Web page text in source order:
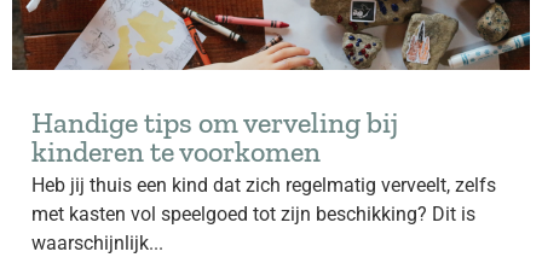
Handige tips om verveling bij
kinderen te voorkomen
Heb jij thuis een kind dat zich regelmatig verveelt, zelfs
met kasten vol speelgoed tot zijn beschikking? Dit is
waarschijnlijk...